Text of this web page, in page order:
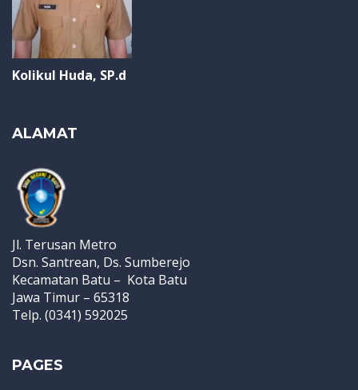
Kolikul Huda, SP.d
ALAMAT
Jl. Terusan Metro
Dsn. Santrean, Ds. Sumberejo
Kecamatan Batu – Kota Batu
Jawa Timur – 65318
Telp. (0341) 592025
PAGES